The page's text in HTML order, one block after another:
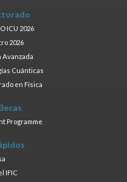
ICU 2026
2026
Avanzada
Cuánticas
en Física
Programme
IFIC